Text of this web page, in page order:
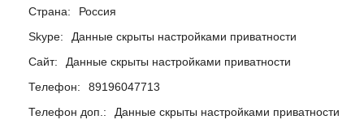
Страна:
Россия
Skype:
Данные скрыты настройками приватности
Сайт:
Данные скрыты настройками приватности
Телефон:
89196047713
Телефон доп.:
Данные скрыты настройками приватности